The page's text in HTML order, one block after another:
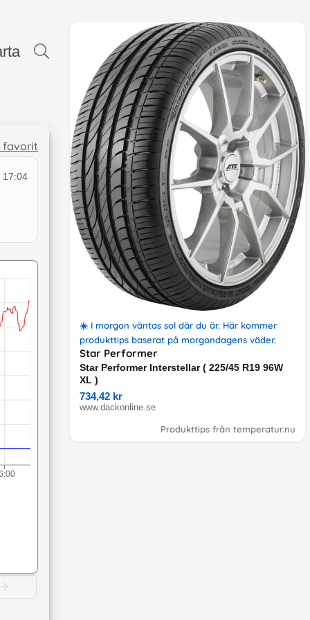
favorit
17:04
☀️ I morgon väntas sol där du är. Här kommer
produkttips baserat på morgondagens väder.
Star Performer
Star Performer Interstellar ( 225/45 R19 96W
XL )
734,42 kr
www.dackonline.se
Produkttips från temperatur.nu